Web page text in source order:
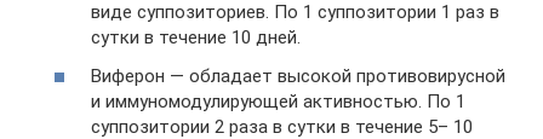
виде суппозиториев. По 1 суппозитории 1 раз в
сутки в течение 10 дней.
Виферон — обладает высокой противовирусной
и иммуномодулирующей активностью. По 1
суппозитории 2 раза в сутки в течение 5– 10